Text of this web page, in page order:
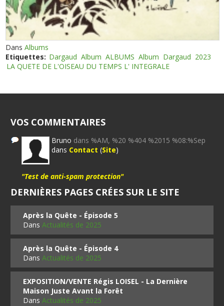
DansAlbums
Etiquettes: Dargaud Album ALBUMS Album Dargaud 2023
LA QUETE DE L'OISEAU DU TEMPS L' INTEGRALE
VOS COMMENTAIRES
Bruno dans %AM, %20 %404 %2015 %08:%Sep
dans Contact (Site)
"Test de anti-spam protection"
DERNIÈRES PAGES CRÉES SUR LE SITE
Après la Quête - Épisode 5
DansActualités de 2025
Après la Quête - Épisode 4
DansActualités de 2025
EXPOSITION/VENTE Régis LOISEL - La Dernière
Maison Juste Avant la Forêt
DansActualités de 2025